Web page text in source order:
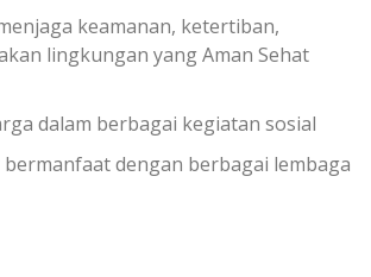
keamanan, ketertiban,
lingkungan yang Aman Sehat
dalam berbagai kegiatan sosial
dengan berbagai lembaga